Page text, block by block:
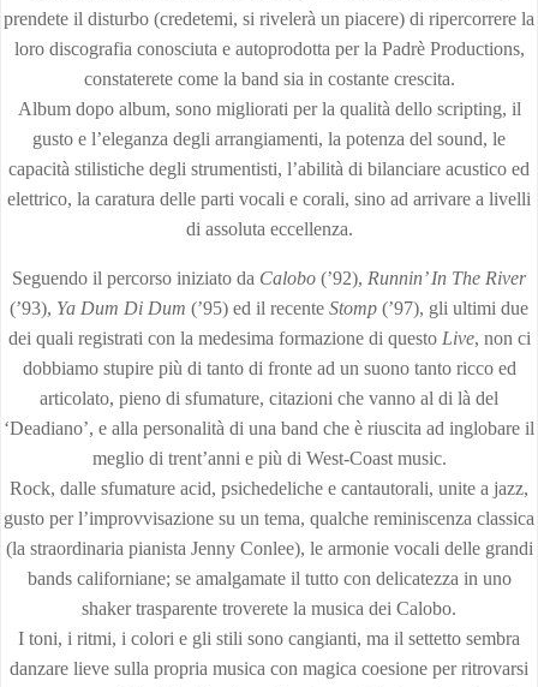
prendete il disturbo (credetemi, si rivelerà un piacere) di ripercorrere la
loro discografia conosciuta e autoprodotta per la Padrè Productions,
constaterete come la band sia in costante crescita.
Album dopo album, sono migliorati per la qualità dello scripting, il
gusto e l’eleganza degli arrangiamenti, la potenza del sound, le
capacità stilistiche degli strumentisti, l’abilità di bilanciare acustico ed
elettrico, la caratura delle parti vocali e corali, sino ad arrivare a livelli
di assoluta eccellenza.
Seguendo il percorso iniziato da Calobo (’92), Runnin’ In The River
(’93), Ya Dum Di Dum (’95) ed il recente Stomp (’97), gli ultimi due
dei quali registrati con la medesima formazione di questo Live, non ci
dobbiamo stupire più di tanto di fronte ad un suono tanto ricco ed
articolato, pieno di sfumature, citazioni che vanno al di là del
‘Deadiano’, e alla personalità di una band che è riuscita ad inglobare il
meglio di trent’anni e più di West-Coast music.
Rock, dalle sfumature acid, psichedeliche e cantautorali, unite a jazz,
gusto per l’improvvisazione su un tema, qualche reminiscenza classica
(la straordinaria pianista Jenny Conlee), le armonie vocali delle grandi
bands californiane; se amalgamate il tutto con delicatezza in uno
shaker trasparente troverete la musica dei Calobo.
I toni, i ritmi, i colori e gli stili sono cangianti, ma il settetto sembra
danzare lieve sulla propria musica con magica coesione per ritrovarsi